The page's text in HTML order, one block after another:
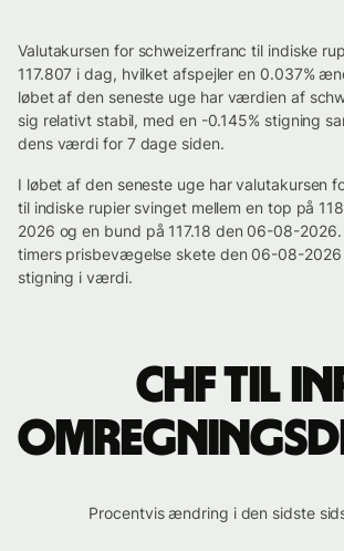
Valutakursen for schweizerfranc til indiske
117.807 i dag, hvilket afspejler en 0.037%
løbet af den seneste uge har værdien af
sig relativt stabil, med en -0.145% stigning
dens værdi for 7 dage siden.
I løbet af den seneste uge har valutakursen
til indiske rupier svinget mellem en top på
2026 og en bund på 117.18 den 06-08-
timers prisbevægelse skete den 06-08-2026
stigning i værdi.
CHF til
Procentvis ændring i den sidste